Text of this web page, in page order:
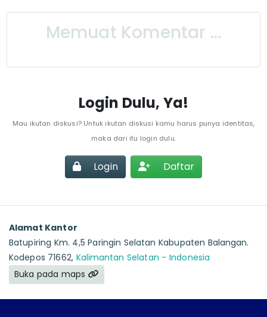
Memuat Komentar ...
Login Dulu, Ya!
Mau ikutan diskusi? Untuk ikutan diskusi kamu harus punya identitas,
maka dari itu login dulu.
Login Daftar
Alamat Kantor
Batupiring Km. 4,5 Paringin Selatan Kabupaten Balangan.
Kodepos 71662, Kalimantan Selatan - Indonesia
Buka pada maps